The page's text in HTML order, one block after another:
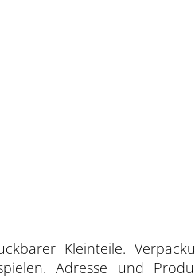
Kleinteile.
Adresse und